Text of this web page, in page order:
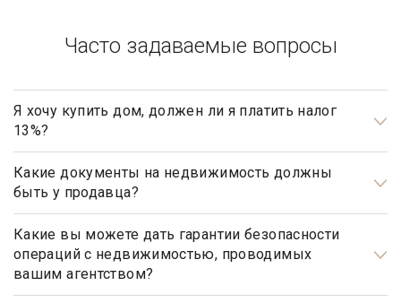
Часто задаваемые вопросы
Я хочу купить дом, должен ли я платить налог
13%?
Нет, не должны. Платить налог 13% будет только продавец,
налог рассчитывается на прибыль.
Какие документы на недвижимость должны
быть у продавца?
Документами, подтверждающими право собственности
продавца, являются: свидетельство о государственной
регистрации права, а также правоустанавливающие
документы, такие как договор купли-продажи, мены,
дарения, передачи в собственность (приватизации),
Какие вы можете дать гарантии безопасности
операций с недвижимостью, проводимых
вашим агентством?
Наше агентство элитной недвижимости осуществляет